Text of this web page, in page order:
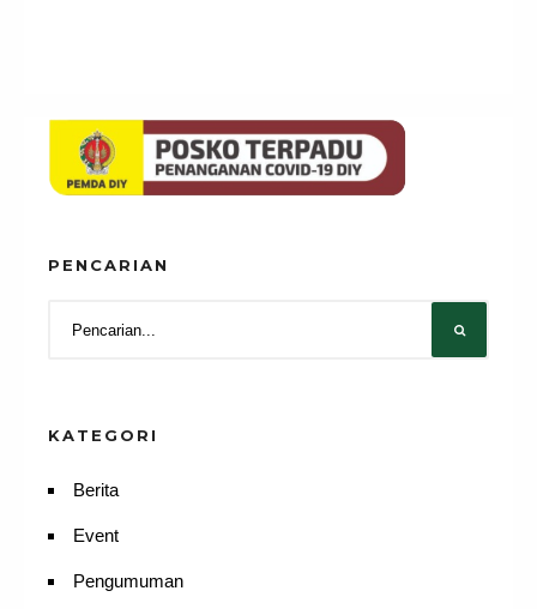
PENCARIAN
KATEGORI
Berita
Event
Pengumuman